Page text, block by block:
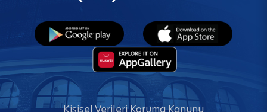
Kişisel Verileri Koruma Kanunu